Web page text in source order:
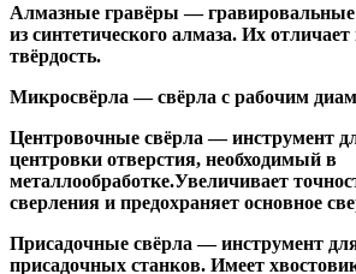
Алмазные гравёры —
из синтетического алмаза. Их
твёрдость.
Микросвёрла — свёрла с рабочим
Центровочные свёрла — инструмент
центровки отверстия, необходимый в
металлообработке.Увеличивает
сверления и предохраняет основное
Присадочные свёрла — инструмент
присадочных станков. Имеет